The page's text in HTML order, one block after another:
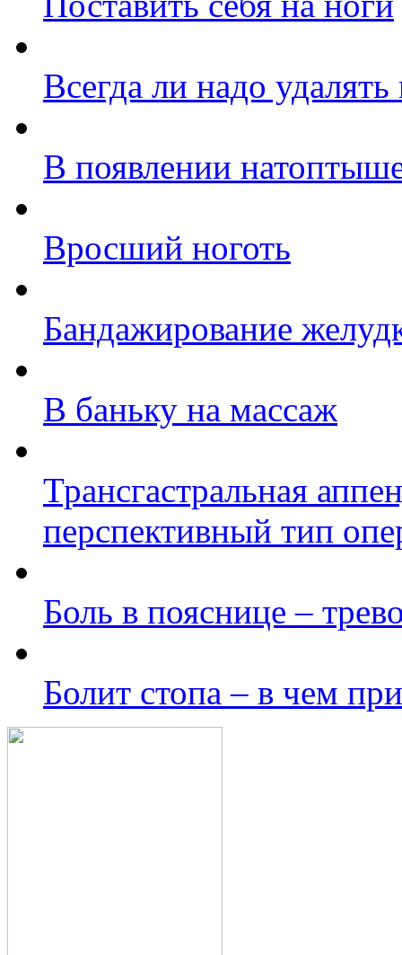
Всегда ли надо
В появлении
Вросший ноготь
Бандажирование
В баньку на массаж
Трансгастральная
перспективный тип
Боль в пояснице –
Болит стопа – в чем